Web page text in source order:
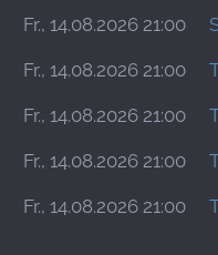
Fr., 14.08.2026 21:00
Fr., 14.08.2026 21:00
Fr., 14.08.2026 21:00
Fr., 14.08.2026 21:00
Fr., 14.08.2026 21:00